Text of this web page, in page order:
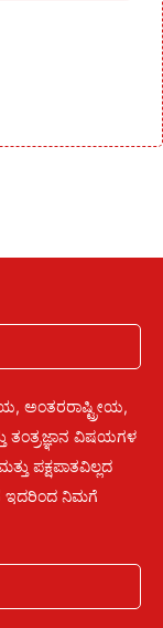
ಅಂತರರಾಷ್ಟ್ರೀಯ,
ತಂತ್ರಜ್ಞಾನ ವಿಷಯಗಳ
ಪಕ್ಷಪಾತವಿಲ್ಲದ
ಇದರಿಂದ ನಿಮಗೆ